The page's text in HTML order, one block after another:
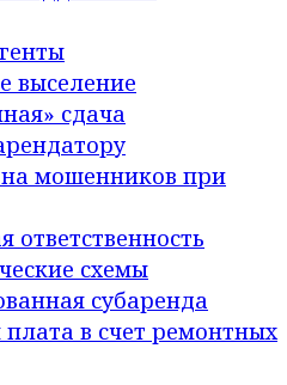
выселение
сдача
на мошенников при
ответственность
схемы
субаренда
в счет ремонтных